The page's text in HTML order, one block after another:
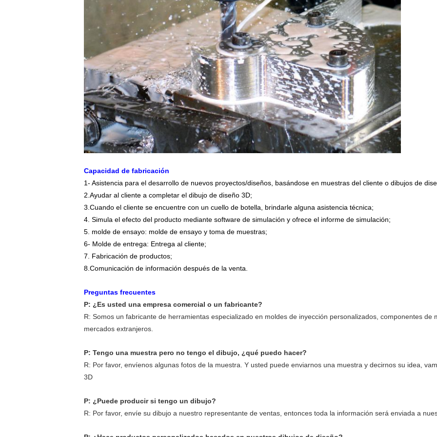
Capacidad de fabricación
1- Asistencia para el desarrollo de nuevos proyectos/diseños, basándose en muestras del cliente o dibujos de
2. Ayudar al cliente a completar el dibujo de diseño 3D;
3. Cuando el cliente se encuentre con un cuello de botella, brindarle alguna asistencia técnica;
4. Simula el efecto del producto mediante software de simulación y ofrece el informe de simulación;
5. molde de ensayo: molde de ensayo y toma de muestras;
6- Molde de entrega: Entrega al cliente;
7. Fabricación de productos;
8. Comunicación de información después de la venta.
Preguntas frecuentes
P: ¿Es usted una empresa comercial o un fabricante?
R: Somos un fabricante de herramientas especializado en moldes de inyección personalizados, componentes de
mercados extranjeros.
P: Tengo una muestra pero no tengo el dibujo, ¿qué puedo hacer?
R: Por favor, envíenos algunas fotos de la muestra. Y usted puede enviarnos una muestra y decirnos su idea,
3D
P: ¿Puede producir si tengo un dibujo?
R: Por favor, envíe su dibujo a nuestro representante de ventas, entonces toda la información será enviada a